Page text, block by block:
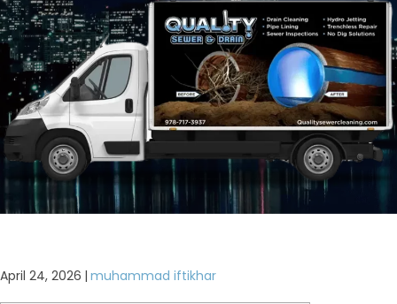
April 24, 2026 | muhammad iftikhar